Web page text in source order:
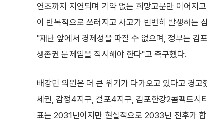
연초까지 지연되며 기약 없는 희망고문만 이어지
이 반복적으로 쓰러지고 사고가 빈번히 발생하는
"재난 앞에서 경제성을 따질 수 없으며, 정부는 김
생존권 문제임을 직시해야 한다"고 촉구했다.
배강민 의원은 더 큰 위기가 다가오고 있다고 경
세권, 감정4지구, 걸포4지구, 김포한강2콤팩트시
표는 2031년이지만 현실적으로 2033년 전후가